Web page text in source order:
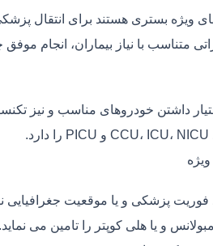
ویژه بستری هستند برای انتقال
متناسب با نیاز بیماران، انجام
داشتن خودروهای مناسب و نیز
پزشکی و یا موقعیت جغرافیایی
و یا هلی کوپتر را تامین می